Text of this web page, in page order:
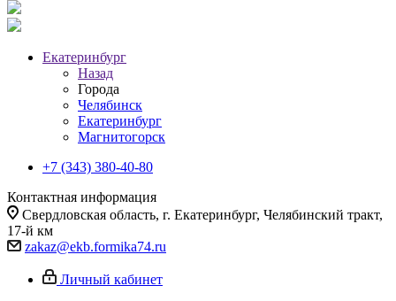
Екатеринбург
Назад
Города
Челябинск
Екатеринбург
Магнитогорск
+7 (343) 380-40-80
Контактная информация
Свердловская область, г. Екатеринбург, Челябинский тракт,
17-й км
zakaz@ekb.formika74.ru
Личный кабинет